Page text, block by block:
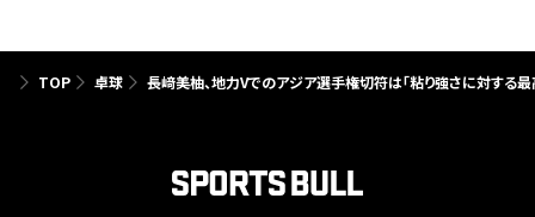
TOP 卓球 長﨑美柚、地力Vでのアジア選手権切符は「粘り強さに対す